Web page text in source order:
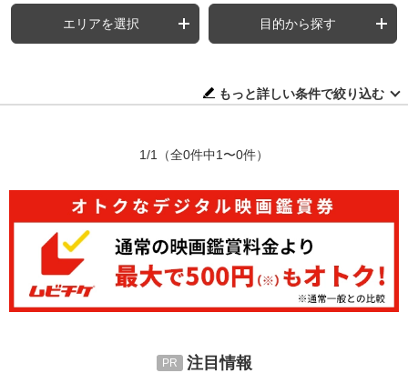
エリアを選択 目的から探す
もっと詳しい条件で絞り込む
1/1 （全0件中1〜0件）
注目情報